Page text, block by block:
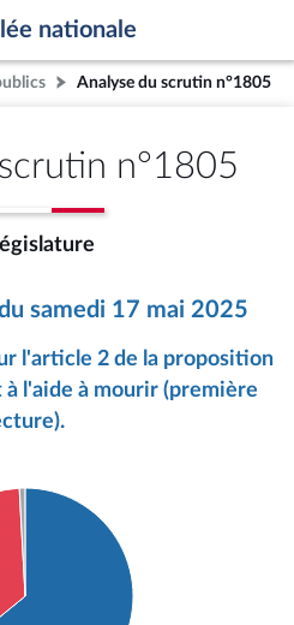
nationale
Analyse du scrutin n°1805
n°1805
législature
samedi 17 mai 2025
l'article 2 de la proposition
l'aide à mourir (première